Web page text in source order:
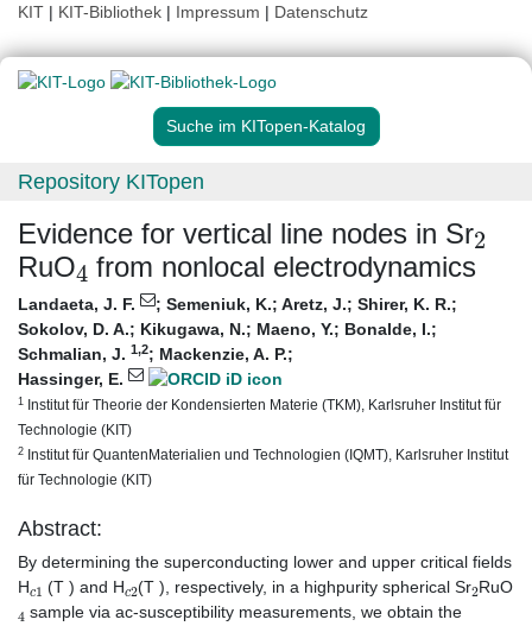
KIT | KIT-Bibliothek | Impressum | Datenschutz
Suche im KITopen-Katalog
Repository KITopen
Evidence for vertical line nodes in Sr
RuO
4
from nonlocal electrodynamics
Landaeta, J. F. ; Semeniuk, K.; Aretz, J.; Shirer, K. R.;
Sokolov, D. A.; Kikugawa, N.; Maeno, Y.; Bonalde, I.;
Schmalian, J. 1,2; Mackenzie, A. P.;
Hassinger, E.
1 Institut für Theorie der Kondensierten Materie (TKM), Karlsruher Institut für
Technologie (KIT)
2 Institut für QuantenMaterialien und Technologien (IQMT), Karlsruher Institut
für Technologie (KIT)
Abstract:
By determining the superconducting lower and upper critical fields
Hc 1(T ) and Hc 2
(T ), respectively, in a highpurity spherical Sr2RuO
4sample via ac-susceptibility measurements, we obtain the